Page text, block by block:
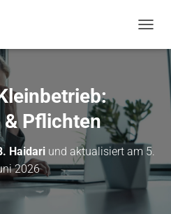
a
a
t
o
n
m
& Pflichten
Haidariund aktualisiert am 5.
2026